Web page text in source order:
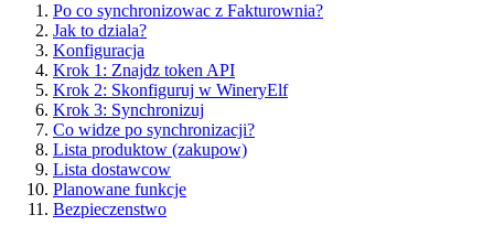
Po co synchronizowac z Fakturownia?
Jak to dziala?
Konfiguracja
Krok 1: Znajdz token API
Krok 2: Skonfiguruj w WineryElf
Krok 3: Synchronizuj
Co widze po synchronizacji?
Lista produktow (zakupow)
Lista dostawcow
Planowane funkcje
Bezpieczenstwo